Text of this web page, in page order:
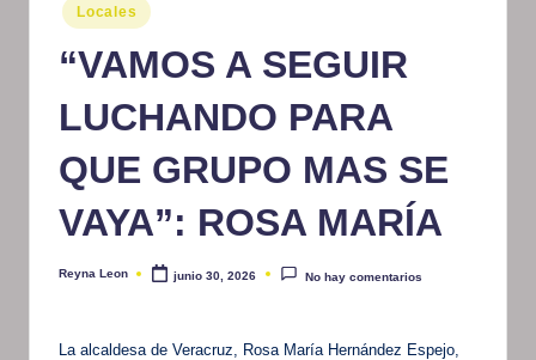
m
at
iv
o
Publicado
en
Locales
“VAMOS A SEGUIR
LUCHANDO PARA
QUE GRUPO MAS SE
VAYA”: ROSA MARÍA
Publicado
Reyna Leon junio 30, 2026 No hay comentarios
La alcaldesa de Veracruz, Rosa María Hernández Espejo,